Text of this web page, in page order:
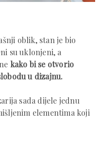
oblik, stan je bio
su uklonjeni, a
kako bi se otvorio
u dizajnu.
sada dijele jednu
elementima koji